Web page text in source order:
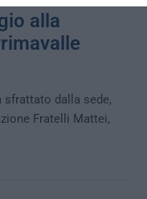
alla
sfrattato dalla sede,
Fratelli Mattei,